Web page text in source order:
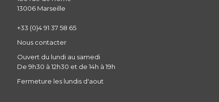
13006 Marseille
+33 (0)4 91 37 58 65
Nous contacter
Ouvert du lundi au samedi
De 9h30 à 12h30 et de 14h à 19h
Fermeture les lundis d'aout